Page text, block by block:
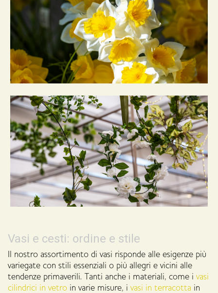
Vasi e cesti: ordine e stile
Il nostro assortimento di vasi risponde alle esigenze più
variegate con stili essenziali o più allegri e vicini alle
tendenze primaverili. Tanti anche i materiali, come i vasi
cilindrici in vetro in varie misure, i vasi in terracotta in